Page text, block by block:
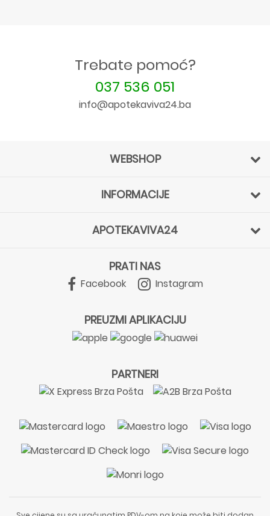
Trebate pomoć?
037 536 051
info@apotekaviva24.ba
WEBSHOP
INFORMACIJE
APOTEKAVIVA24
PRATI NAS
Facebook Instagram
PREUZMI APLIKACIJU
PARTNERI